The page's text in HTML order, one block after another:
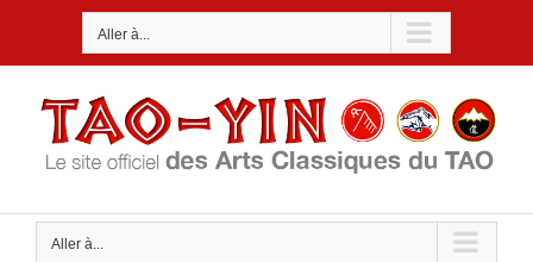
Aller à...
Aller à...